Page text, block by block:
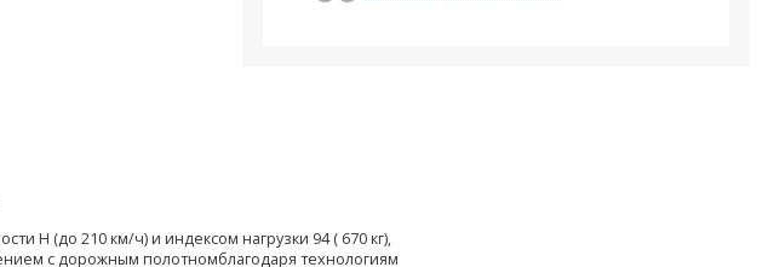
H (до 210 км/ч) и индексом нагрузки 94 ( 670 кг),
с дорожным полотномблагодаря технологиям